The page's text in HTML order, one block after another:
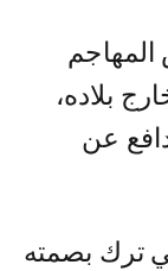
المهاجم
بلاده،
عن
ترك بصمته